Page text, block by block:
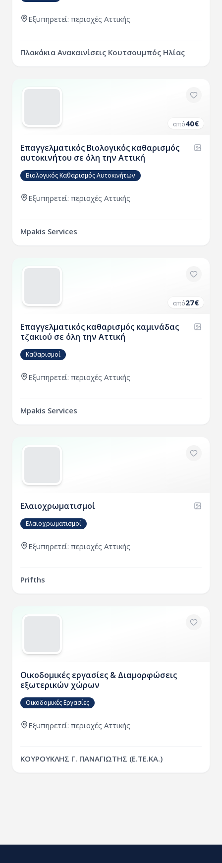
Εξυπηρετεί: περιοχές Αττικής
Πλακάκια Ανακαινίσεις Κουτσουμπός Ηλίας
από40€
Επαγγελματικός Βιολογικός καθαρισμός
αυτοκινήτου σε όλη την Αττική
Βιολογικός Καθαρισμός Αυτοκινήτων
Εξυπηρετεί: περιοχές Αττικής
Mpakis Services
από27€
Επαγγελματικός καθαρισμός καμινάδας
τζακιού σε όλη την Αττική
Καθαρισμοί
Εξυπηρετεί: περιοχές Αττικής
Mpakis Services
Ελαιοχρωματισμοί
Ελαιοχρωματισμοί
Εξυπηρετεί: περιοχές Αττικής
Prifths
Οικοδομικές εργασίες & Διαμορφώσεις
εξωτερικών χώρων
Οικοδομικές Εργασίες
Εξυπηρετεί: περιοχές Αττικής
ΚΟΥΡΟΥΚΛΗΣ Γ. ΠΑΝΑΓΙΩΤΗΣ (Ε.ΤΕ.ΚΑ.)